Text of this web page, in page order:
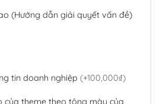
(Hướng dẫn giải quyết vấn đề)
tin doanh nghiệp (+100,000₫)
của theme theo tông màu của